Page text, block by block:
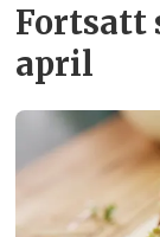
Fortsatt
april